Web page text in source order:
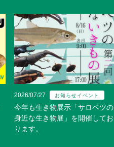
2026/07/27 お知らせイベント
今年も生き物展示「サロベツの
身近な生き物展」を開催してお
ります。